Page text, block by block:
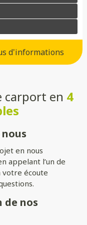
d'informations
ou bois
et qui ne nécessite
type de
un camping-car, nous
besoin. Les
optimale avec
versions surélevées
les camping-cars.
à vos
carport en 4
en nous
appelant l’un de
votre écoute
de nos